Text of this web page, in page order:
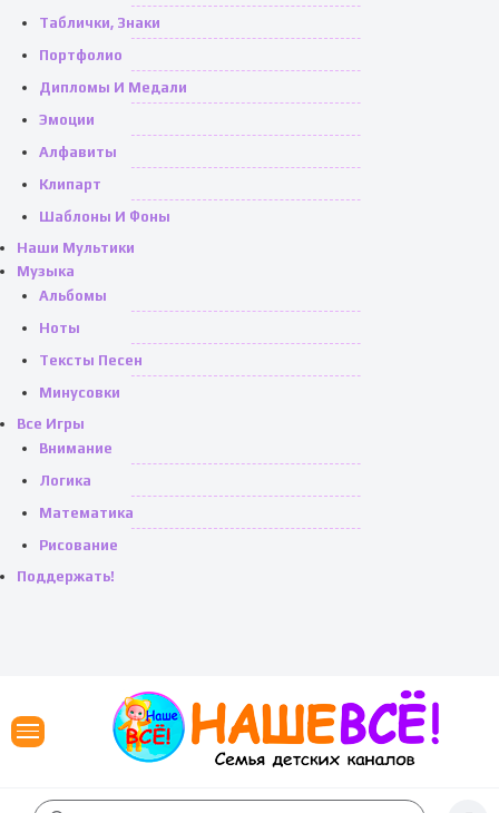
Таблички, Знаки
Портфолио
Дипломы И Медали
Эмоции
Алфавиты
Клипарт
Шаблоны И Фоны
Наши Мультики
Музыка
Альбомы
Ноты
Тексты Песен
Минусовки
Все Игры
Внимание
Логика
Математика
Рисование
Поддержать!